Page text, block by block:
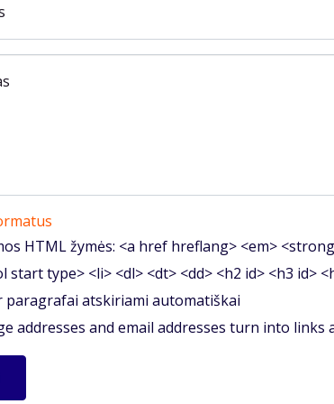
HTML žymės: <a href hreflang> <em>
start type> <li> <dl> <dt> <dd> <h2 id> <h3 id>
paragrafai atskiriami automatiškai
addresses and email addresses turn into links